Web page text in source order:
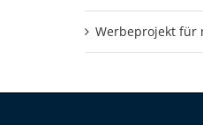
Werbeprojekt für